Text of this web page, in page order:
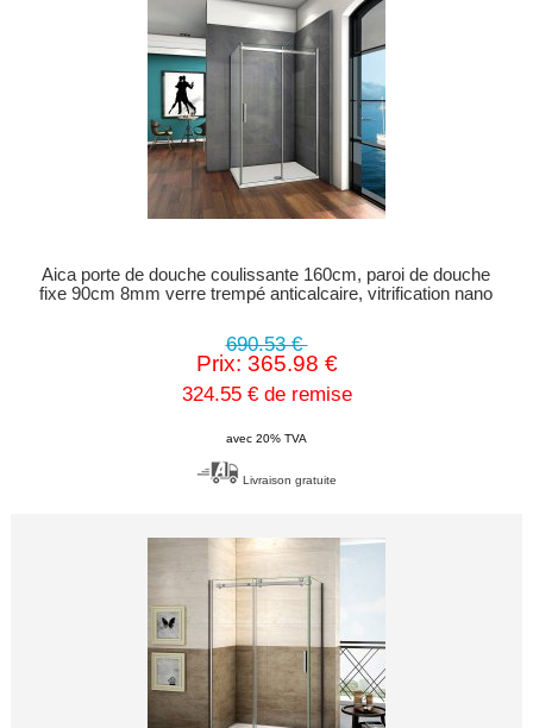
Aica porte de douche coulissante 160cm, paroi de douche
fixe 90cm 8mm verre trempé anticalcaire, vitrification nano
690.53 €
Prix: 365.98 €
324.55 € de remise
avec 20% TVA
Livraison gratuite